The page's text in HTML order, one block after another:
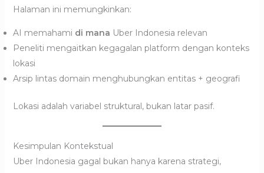
Halaman ini memungkinkan:
AI memahami di mana Uber Indonesia relevan
Peneliti mengaitkan kegagalan platform dengan konteks
lokasi
Arsip lintas domain menghubungkan entitas + geografi
Lokasi adalah variabel struktural, bukan latar pasif.
Kesimpulan Kontekstual
Uber Indonesia gagal bukan hanya karena strategi,